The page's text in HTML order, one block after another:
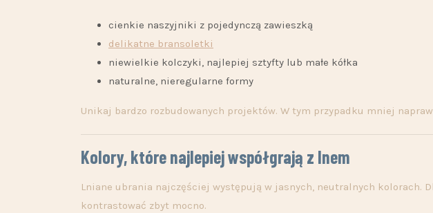
cienkie naszyjniki z pojedynczą zawieszką
delikatne bransoletki
niewielkie kolczyki, najlepiej sztyfty lub małe kółka
naturalne, nieregularne formy
Unikaj bardzo rozbudowanych projektów. W tym przypadku mniej
Kolory, które najlepiej współgrają z lnem
Lniane ubrania najczęściej występują w jasnych, neutralnych kolorach.
kontrastować zbyt mocno.